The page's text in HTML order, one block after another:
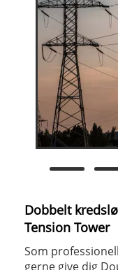
Dobbelt
Tension Tower
Som
gerne give dig